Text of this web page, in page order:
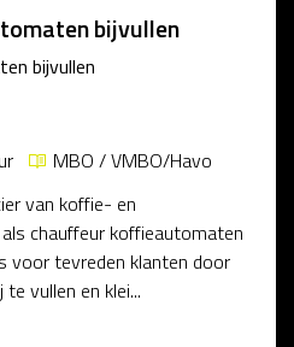
bijvullen
bijvullen
MBO / VMBO/Havo
van koffie- en
chauffeur koffieautomaten
voor tevreden klanten door
vullen en klei...